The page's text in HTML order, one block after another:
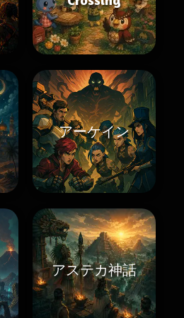
アーケイン
アステカ神話